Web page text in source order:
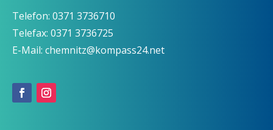
Telefon: 0371 3736710
Telefax: 0371 3736725
E-Mail: chemnitz@kompass24.net